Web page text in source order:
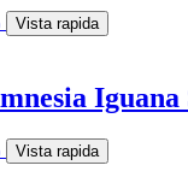
Vista rapida
Iguana
Vista rapida